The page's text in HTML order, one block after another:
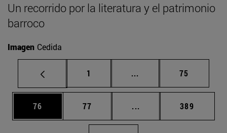
Un recorrido por la literatura y el patrimonio
barroco
Imagen Cedida
Página
1 ... Páginas intermedias
Página
75
Página
76 Página
77 ... Páginas intermedias
Página
389